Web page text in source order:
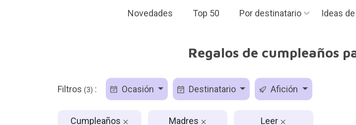
Novedades Top 50 Por destinatario Ideas
Regalos de cumpleaños
Filtros (3) : Ocasión Destinatario Afición
Cumpleaños Madres Leer